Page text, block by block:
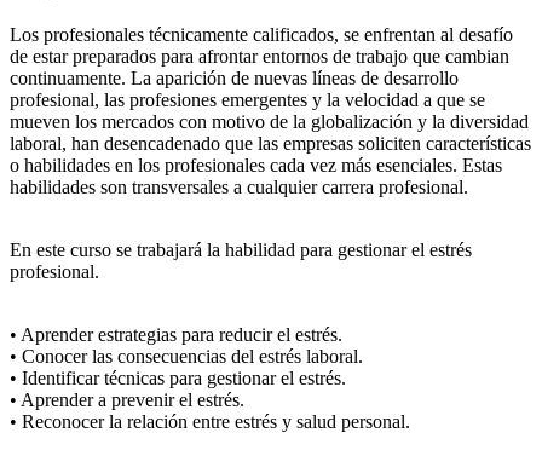
Los profesionales técnicamente calificados, se enfrentan al desafío
de estar preparados para afrontar entornos de trabajo que cambian
continuamente. La aparición de nuevas líneas de desarrollo
profesional, las profesiones emergentes y la velocidad a que se
mueven los mercados con motivo de la globalización y la diversidad
laboral, han desencadenado que las empresas soliciten características
o habilidades en los profesionales cada vez más esenciales. Estas
habilidades son transversales a cualquier carrera profesional.
En este curso se trabajará la habilidad para gestionar el estrés
profesional.
• Aprender estrategias para reducir el estrés.
• Conocer las consecuencias del estrés laboral.
• Identificar técnicas para gestionar el estrés.
• Aprender a prevenir el estrés.
• Reconocer la relación entre estrés y salud personal.